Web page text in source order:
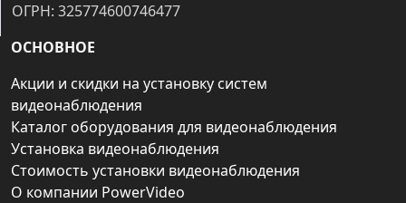
ОГРН: 325774600746477
ОСНОВНОЕ
Акции и скидки на установку систем
видеонаблюдения
Каталог оборудования для видеонаблюдения
Установка видеонаблюдения
Стоимость установки видеонаблюдения
О компании PowerVideo